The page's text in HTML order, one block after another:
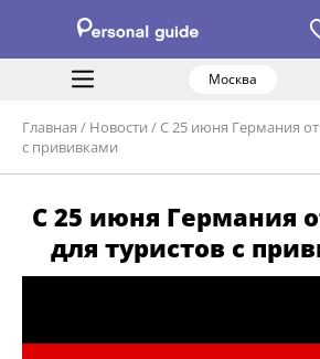
Москва
Главная / Новости / С 25 июня Германия
с прививками
С 25 июня Германия
для туристов с